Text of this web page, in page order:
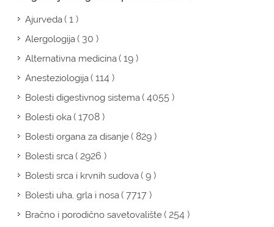
Ajurveda( 1 )
Alergologija( 30 )
Alternativna medicina( 19 )
Anesteziologija( 114 )
Bolesti digestivnog sistema( 4055 )
Bolesti oka( 1708 )
Bolesti organa za disanje( 829 )
Bolesti srca( 2926 )
Bolesti srca i krvnih sudova( 9 )
Bolesti uha, grla i nosa( 7717 )
Bračno i porodično savetovalište( 254 )